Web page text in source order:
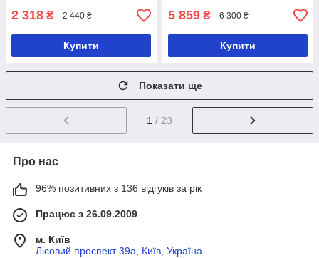
2 318 ₴ 2 440 ₴
Купити
5 859 ₴ 6 300 ₴
Купити
Показати ще
1 / 23
Про нас
96% позитивних з 136 відгуків за рік
Працює з 26.09.2009
м. Київ
Лісовий проспект 39а, Київ, Україна